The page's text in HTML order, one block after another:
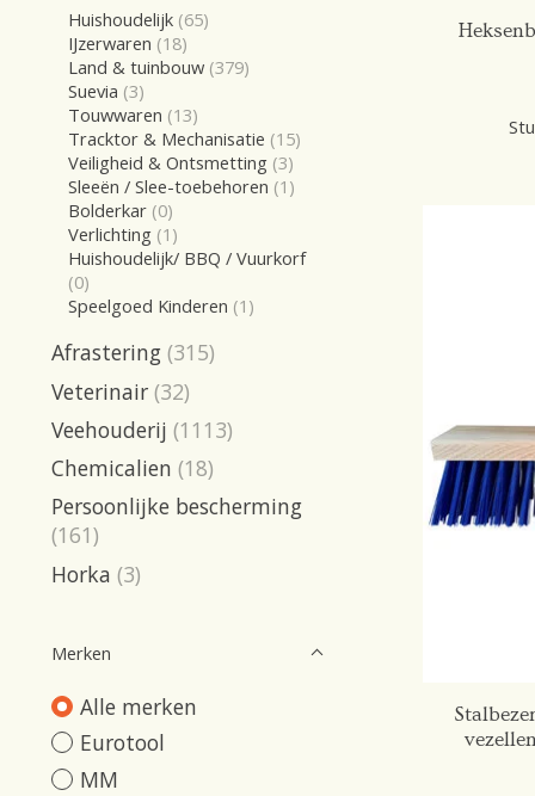
Huishoudelijk (65)
IJzerwaren (18)
Land & tuinbouw (379)
Suevia (3)
Touwwaren (13)
Tracktor & Mechanisatie (15)
Veiligheid & Ontsmetting (3)
Sleeën / Slee-toebehoren (1)
Bolderkar (0)
Verlichting (1)
Huishoudelijk/ BBQ / Vuurkorf
(0)
Speelgoed Kinderen (1)
Afrastering (315)
Veterinair (32)
Veehouderij (1113)
Chemicalien (18)
Persoonlijke bescherming
(161)
Horka (3)
Merken
Alle merken
Eurotool
MM